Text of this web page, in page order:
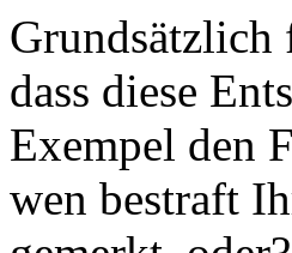
Grundsätzlich
dass diese
Exempel den
wen bestraft